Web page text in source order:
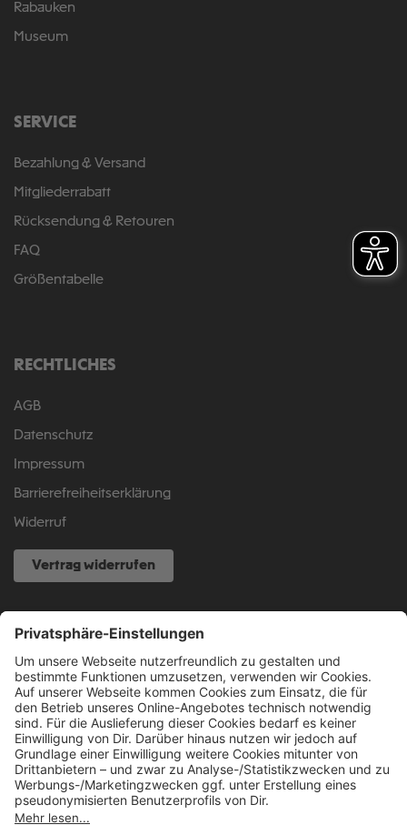
Rabauken
Museum
SERVICE
Bezahlung & Versand
Mitgliederrabatt
Rücksendung & Retouren
FAQ
Größentabelle
RECHTLICHES
AGB
Datenschutz
Impressum
Barrierefreiheitserklärung
Widerruf
Vertrag widerrufen
NOCH FRAGEN?
040 317 874 888
info@fcsp-shop.com